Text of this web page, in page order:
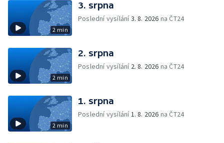
2 min
3. srpna
Poslední vysílání3. 8. 2026 na ČT24
2 min
2. srpna
Poslední vysílání 2. 8. 2026 na ČT24
2 min
1. srpna
Poslední vysílání1. 8. 2026 na ČT24